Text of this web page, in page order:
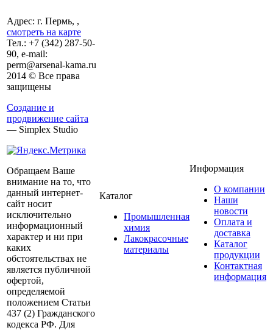
Адрес: г. Пермь, ,
смотреть на карте
Тел.: +7 (342) 287-50-
90, e-mail:
perm@arsenal-kama.ru
2014 © Все права
защищены
Создание и
продвижение сайта
— Simplex Studio
Обращаем Ваше
внимание на то, что
данный интернет-
сайт носит
исключительно
информационный
характер и ни при
каких
обстоятельствах не
является публичной
офертой,
определяемой
положением Статьи
437 (2) Гражданского
кодекса РФ. Для
Каталог
Промышленная
химия
Лакокрасочные
материалы
Информация
О компании
Наши
новости
Оплата и
доставка
Каталог
продукции
Контактная
информация